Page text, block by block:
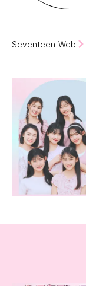
Seventeen-Web